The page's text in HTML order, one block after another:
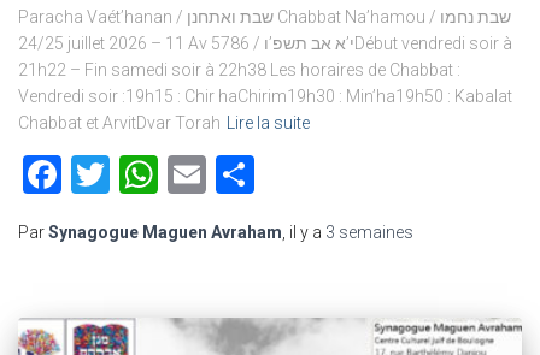
Paracha Vaét’hanan / שבת ואתחנן Chabbat Na’hamou / שבת נחמו
24/25 juillet 2026 – 11 Av 5786 / י’א אב תשפ’וDébut vendredi soir à
21h22 – Fin samedi soir à 22h38 Les horaires de Chabbat :
Vendredi soir :19h15 : Chir haChirim19h30 : Min’ha19h50 : Kabalat
Chabbat et ArvitDvar Torah
Lire la suite
Facebook
Twitter
WhatsApp
Email
ParSynagogue Maguen Avraham , il y a 3 semaines